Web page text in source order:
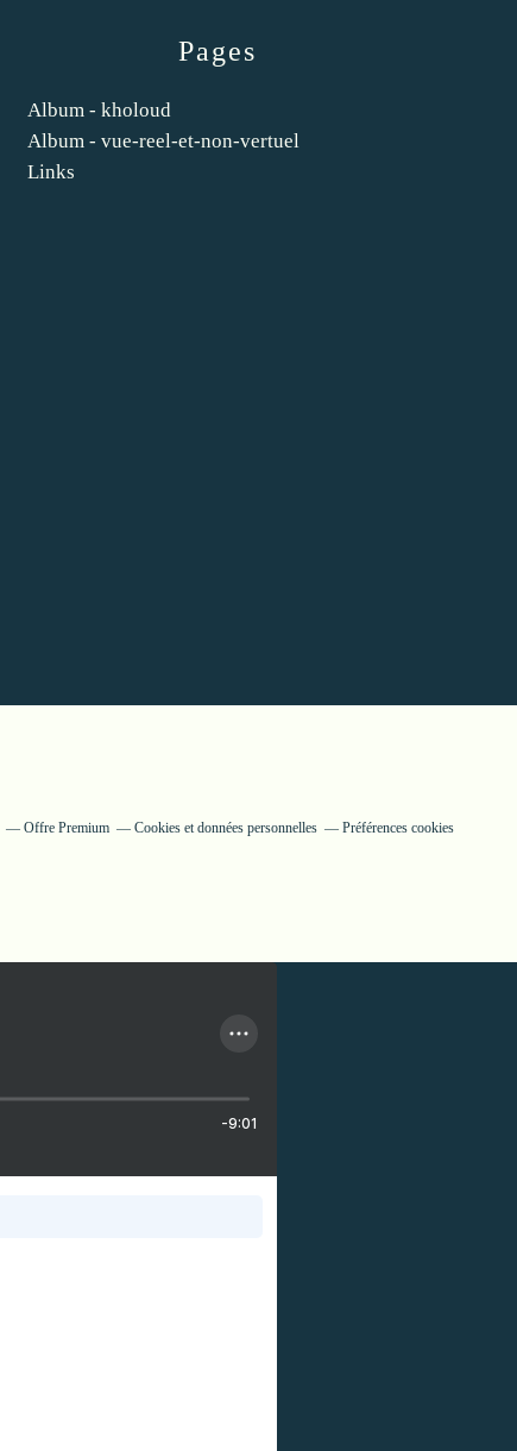
Pages
Album - kholoud
Album - vue-reel-et-non-vertuel
Links
Offre Premium Cookies et données personnelles Préférences cookies
-9:01